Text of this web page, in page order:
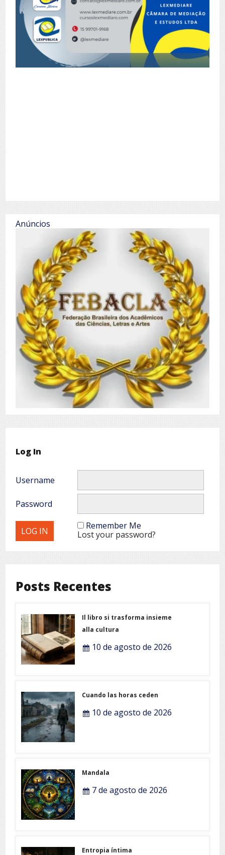
Anúncios
Log In
Username
Password
Remember Me
Lost your password?
Posts Recentes
Il libro si trasforma insieme
alla cultura
10 de agosto de 2026
Cuando las horas ceden
10 de agosto de 2026
Mandala
7 de agosto de 2026
Entropia íntima